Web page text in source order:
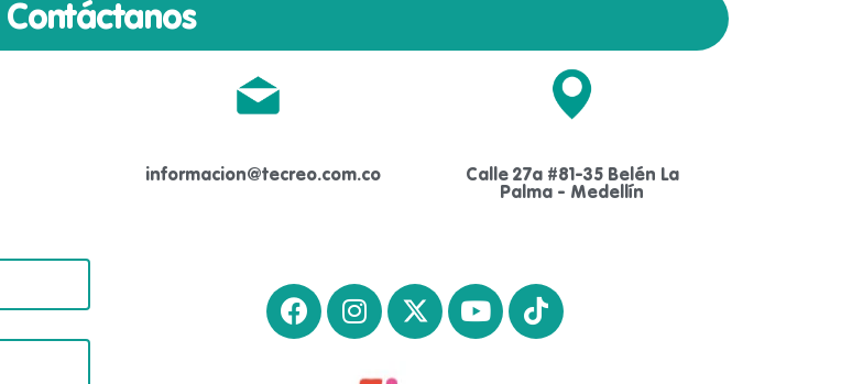
Contáctanos
informacion@tecreo.com.co
Calle 27a #81-35 Belén La
Palma - Medellín